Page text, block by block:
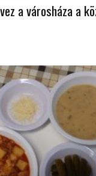
a városháza a